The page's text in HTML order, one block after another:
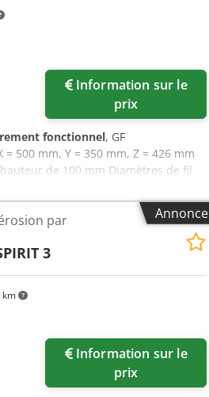
Information sur le
prix
fonctionnel, GF
500 mm, Y = 350 mm, Z = 426 mm
de 100 mm Diamètres de fil
du fil et Crsdpfjzcdtxjx Al Sjf
Annonce
Demander plus
par
3
Information sur le
prix